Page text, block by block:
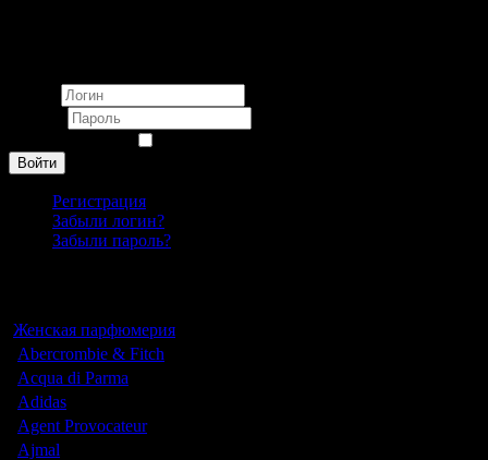
Войти
Регистрация
Забыли логин?
Забыли пароль?
Женская парфюмерия
Abercrombie & Fitch
Acqua di Parma
Adidas
Agent Provocateur
Ajmal